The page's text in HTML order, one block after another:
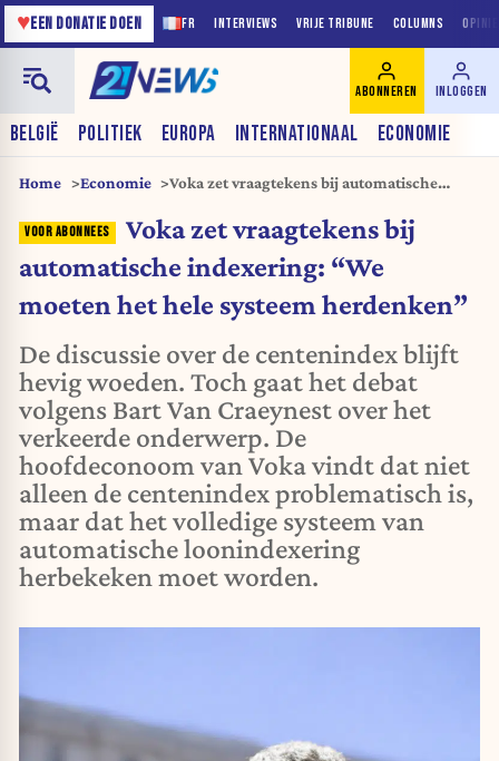
FR INTERVIEWS VRIJE TRIBUNE COLUMNS
♥EEN DONATIE DOEN
BELGIË POLITIEK EUROPA INTERNATIONAAL ECONOMIE
ABONNEREN INLOGGEN
Home Economie
Voka zet vraagtekens bij automatische
herdenken”
Voka zet vraagtekens bij
automatische indexering: “We
moeten het hele systeem herdenken”
De discussie over de centenindex blijft
hevig woeden. Toch gaat het debat
volgens Bart Van Craeynest over het
verkeerde onderwerp. De
hoofdeconoom van Voka vindt dat niet
alleen de centenindex problematisch is,
maar dat het volledige systeem van
automatische loonindexering
herbekeken moet worden.